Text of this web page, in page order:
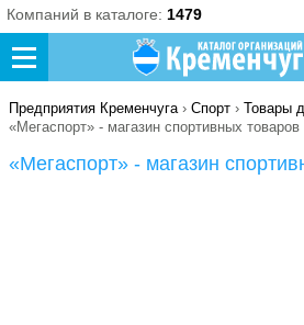
Компаний в каталоге: 1479
Предприятия Кременчуга› Спорт › Товары
«Мегаспорт» - магазин спортивных товаров
«Мегаспорт» - магазин